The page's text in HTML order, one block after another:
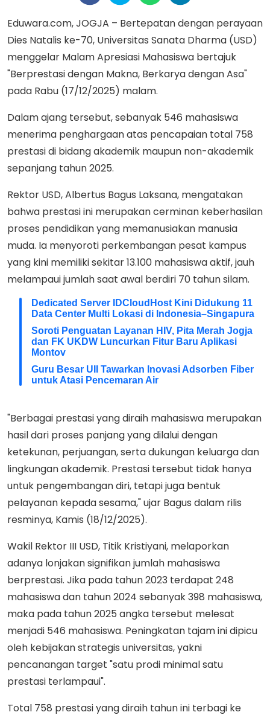
Eduwara.com, JOGJA – Bertepatan dengan perayaan
Dies Natalis ke-70, Universitas Sanata Dharma (USD)
menggelar Malam Apresiasi Mahasiswa bertajuk
"Berprestasi dengan Makna, Berkarya dengan Asa"
pada Rabu (17/12/2025) malam.
Dalam ajang tersebut, sebanyak 546 mahasiswa
menerima penghargaan atas pencapaian total 758
prestasi di bidang akademik maupun non-akademik
sepanjang tahun 2025.
Rektor USD, Albertus Bagus Laksana, mengatakan
bahwa prestasi ini merupakan cerminan keberhasilan
proses pendidikan yang memanusiakan manusia
muda. Ia menyoroti perkembangan pesat kampus
yang kini memiliki sekitar 13.100 mahasiswa aktif, jauh
melampaui jumlah saat awal berdiri 70 tahun silam.
Dedicated Server IDCloudHost Kini Didukung 11
Data Center Multi Lokasi di Indonesia–Singapura
Soroti Penguatan Layanan HIV, Pita Merah Jogja
dan FK UKDW Luncurkan Fitur Baru Aplikasi
Montov
Guru Besar UII Tawarkan Inovasi Adsorben Fiber
untuk Atasi Pencemaran Air
"Berbagai prestasi yang diraih mahasiswa merupakan
hasil dari proses panjang yang dilalui dengan
ketekunan, perjuangan, serta dukungan keluarga dan
lingkungan akademik. Prestasi tersebut tidak hanya
untuk pengembangan diri, tetapi juga bentuk
pelayanan kepada sesama," ujar Bagus dalam rilis
resminya, Kamis (18/12/2025).
Wakil Rektor III USD, Titik Kristiyani, melaporkan
adanya lonjakan signifikan jumlah mahasiswa
berprestasi. Jika pada tahun 2023 terdapat 248
mahasiswa dan tahun 2024 sebanyak 398 mahasiswa,
maka pada tahun 2025 angka tersebut melesat
menjadi 546 mahasiswa. Peningkatan tajam ini dipicu
oleh kebijakan strategis universitas, yakni
pencanangan target "satu prodi minimal satu
prestasi terlampaui".
Total 758 prestasi yang diraih tahun ini terbagi ke